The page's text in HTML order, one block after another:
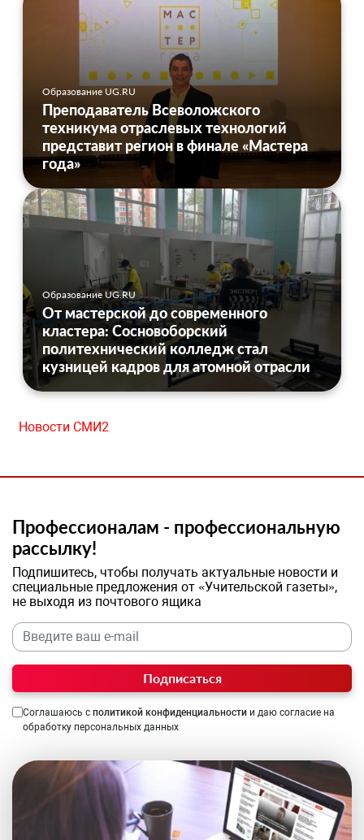
Образование UG.RU
Преподаватель Всеволожского
техникума отраслевых технологий
представит регион в финале «Мастера
года»
Образование UG.RU
От мастерской до современного
кластера: Сосновоборский
политехнический колледж стал
кузницей кадров для атомной отрасли
Новости СМИ2
Профессионалам - профессиональную
рассылку!
Подпишитесь, чтобы получать актуальные новости и
специальные предложения от «Учительской газеты»,
не выходя из почтового ящика
Подписаться
Соглашаюсь с политикой конфиденциальности и даю согласие на
обработку персональных данных